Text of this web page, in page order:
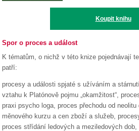
Koupit knihu
Spor o proces a událost
K tématům, o nichž v této knize pojednávají
patří:
procesy a události spjaté s užíváním a
vztahu k Platónově pojmu „okamžitost“,
praxi psycho loga, proces přechodu od
měnového kurzu a cen zboží a služeb,
proces střídání ledových a meziledových